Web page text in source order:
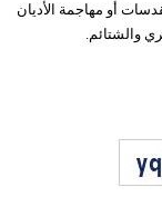
أو مهاجمة الأديان
والشتائم.